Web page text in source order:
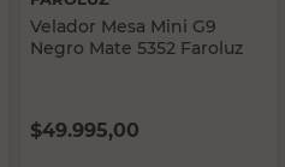
Velador Mesa Mini G9
Negro Mate 5352 Faroluz
$49.995,00